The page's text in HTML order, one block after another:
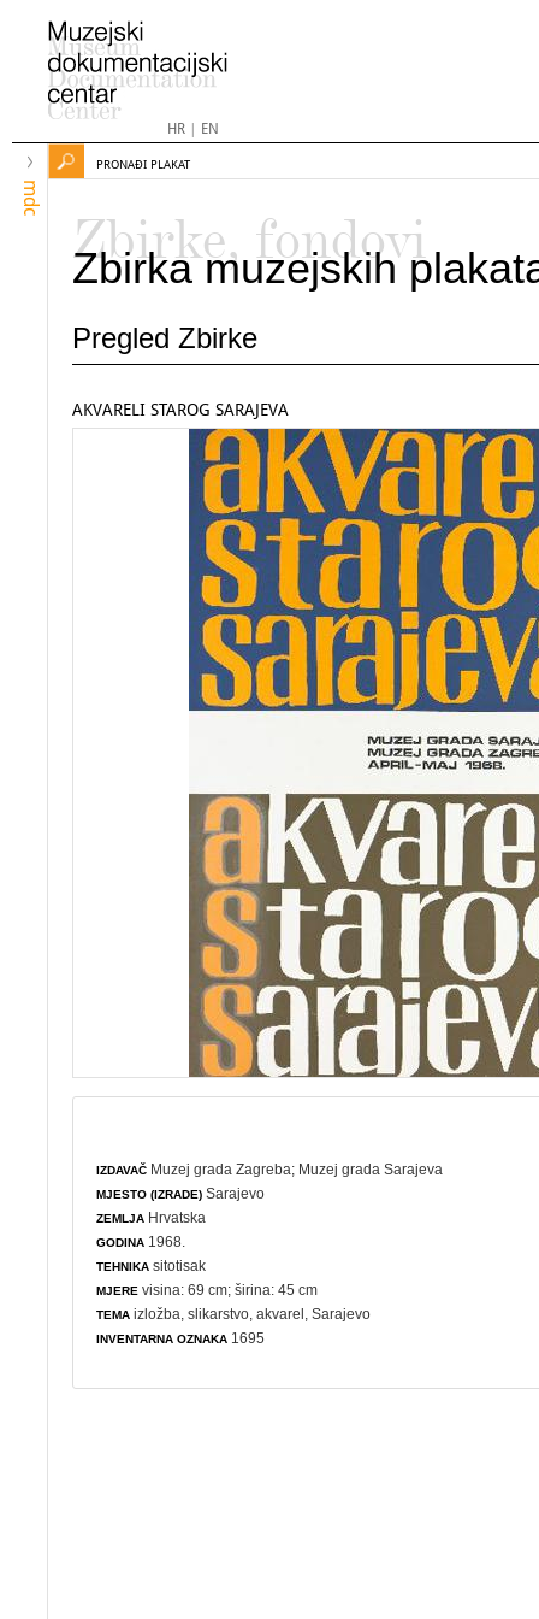
HR| EN
mdc
PRONAĐI PLAKAT
Zbirke, fondovi
Zbirka muzejskih
Pregled Zbirke
AKVARELI STAROG SARAJEVA
IZDAVAČ Muzej grada Zagreba; Muzej grada Sarajeva
MJESTO (IZRADE) Sarajevo
ZEMLJA Hrvatska
GODINA 1968.
TEHNIKA sitotisak
MJERE visina: 69 cm; širina: 45 cm
TEMA izložba ,slikarstvo ,akvarel , Sarajevo
INVENTARNA OZNAKA 1695